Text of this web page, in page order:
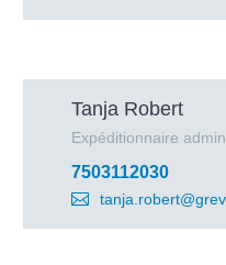
Tanja Robert
Expéditionnaire
7503112030